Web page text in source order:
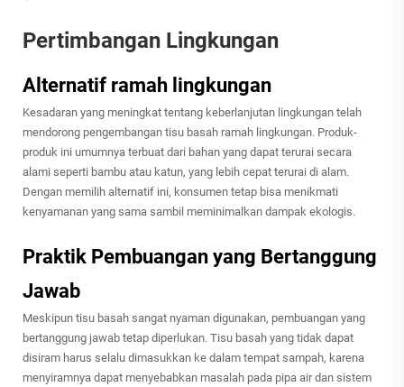
Pertimbangan Lingkungan
Alternatif ramah lingkungan
Kesadaran yang meningkat tentang keberlanjutan lingkungan telah
mendorong pengembangan tisu basah ramah lingkungan. Produk-
produk ini umumnya terbuat dari bahan yang dapat terurai secara
alami seperti bambu atau katun, yang lebih cepat terurai di alam.
Dengan memilih alternatif ini, konsumen tetap bisa menikmati
kenyamanan yang sama sambil meminimalkan dampak ekologis.
Praktik Pembuangan yang Bertanggung
Jawab
Meskipun tisu basah sangat nyaman digunakan, pembuangan yang
bertanggung jawab tetap diperlukan. Tisu basah yang tidak dapat
disiram harus selalu dimasukkan ke dalam tempat sampah, karena
menyiramnya dapat menyebabkan masalah pada pipa air dan sistem